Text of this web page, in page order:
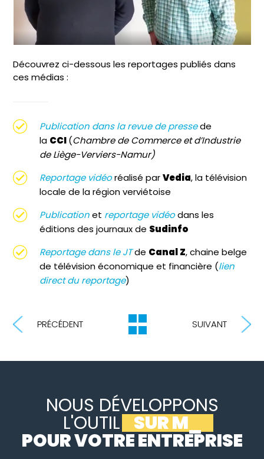
Découvrez ci-dessous les reportages publiés dans
ces médias :
Publication dans la revue de pressede
la CCI(Chambre de Commerce et d’Industrie
de Liège-Verviers-Namur)
Reportage vidéoréalisé parVedia, la télévision
locale de la région verviétoise
Publicationet reportage vidéodans les
éditions des journaux de Sudinfo
Reportage dans le JTde Canal Z, chaine belge
de télévision économique et financière (lien
direct du reportage)
PRÉCÉDENT SUIVANT
NOUS DÉVELOPPONS
L'OUTIL SUR MESURE
POUR VOTRE ENTREPRISE